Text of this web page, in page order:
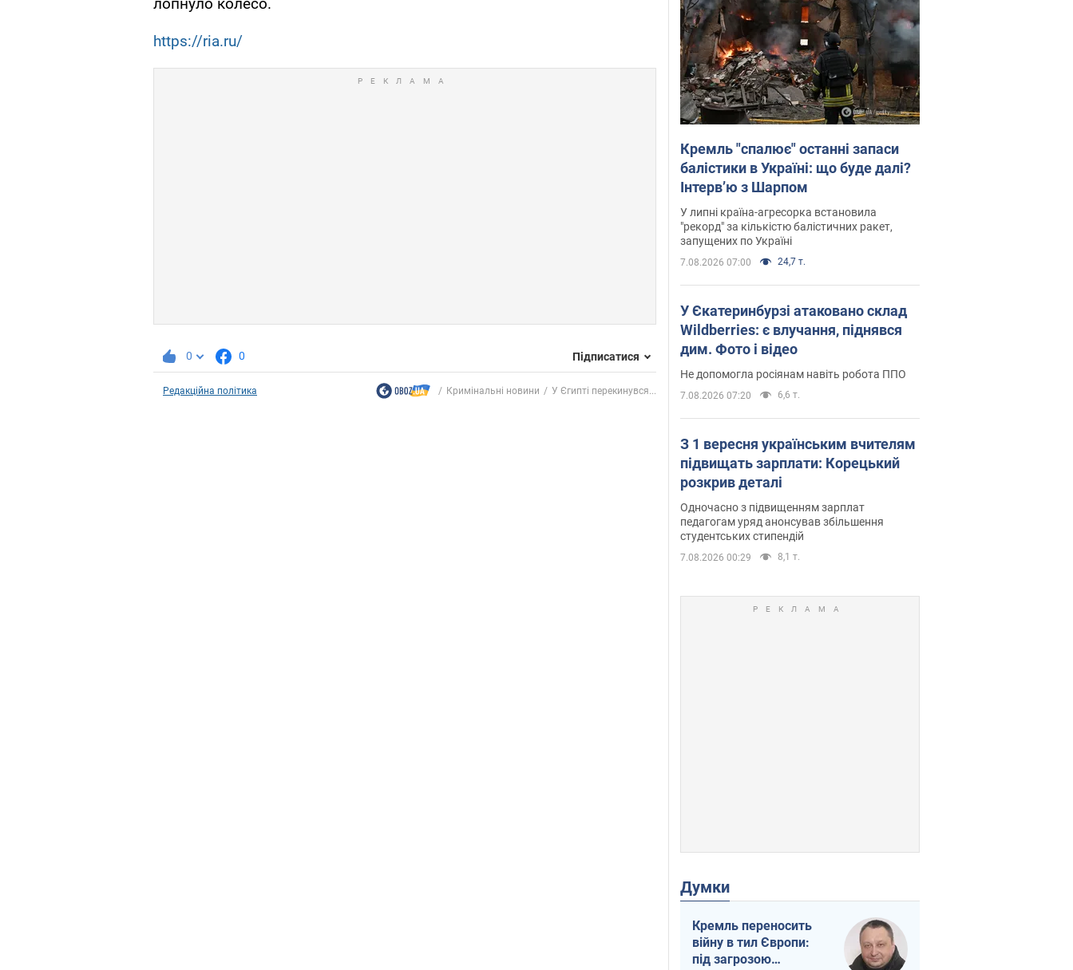
лопнуло колесо.
https://ria.ru/
0 0 Підписатися
Редакційна політика Кримінальні новини У Єгипті перекинувся...
Кремль "спалює" останні запаси
балістики в Україні: що буде далі?
Інтерв’ю з Шарпом
У липні країна-агресорка встановила
"рекорд" за кількістю балістичних ракет,
запущених по Україні
7.08.2026 07:00 24,7 т.
У Єкатеринбурзі атаковано склад
Wildberries: є влучання, піднявся
дим. Фото і відео
Не допомогла росіянам навіть робота ППО
7.08.2026 07:20 6,6 т.
З 1 вересня українським вчителям
підвищать зарплати: Корецький
розкрив деталі
Одночасно з підвищенням зарплат
педагогам уряд анонсував збільшення
студентських стипендій
7.08.2026 00:29 8,1 т.
Думки
Кремль переносить
війну в тил Європи:
під загрозою